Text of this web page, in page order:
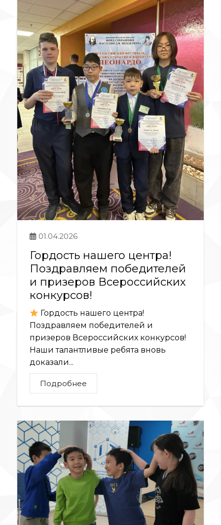
01.04.2026
Гордость нашего центра!
Поздравляем победителей
и призеров Всероссийских
конкурсов!
Гордость нашего центра!
Поздравляем победителей и
призеров Всероссийских конкурсов!
Наши талантливые ребята вновь
доказали...
Подробнее